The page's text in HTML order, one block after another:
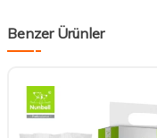
Benzer Ürünler